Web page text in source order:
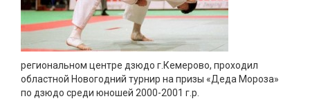
региональном центре дзюдо г.Кемерово, проходил
областной Новогодний турнир на призы «Деда Мороза»
по дзюдо среди юношей 2000-2001 г.р.